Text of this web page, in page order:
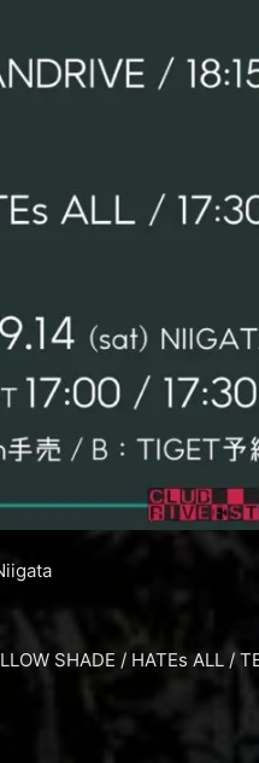
SHADE / HATEs ALL /